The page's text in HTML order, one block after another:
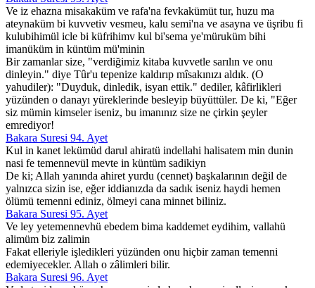
Ve iz ehazna misakaküm ve rafa'na fevkakümüt tur, huzu ma
ateynaküm bi kuvvetiv vesmeu, kalu semi'na ve asayna ve üşribu fi
kulubihimül icle bi küfrihimv kul bi'sema ye'müruküm bihi
imanüküm in küntüm mü'minin
Bir zamanlar size, "verdiğimiz kitaba kuvvetle sarılın ve onu
dinleyin." diye Tûr'u tepenize kaldırıp mîsakınızı aldık. (O
yahudiler): "Duyduk, dinledik, isyan ettik." dediler, kâfirlikleri
yüzünden o danayı yüreklerinde besleyip büyüttüler. De ki, "Eğer
siz mümin kimseler iseniz, bu imanınız size ne çirkin şeyler
emrediyor!
Bakara Suresi 94. Ayet
Kul in kanet lekümüd darul ahiratü indellahi halisatem min dunin
nasi fe temennevül mevte in küntüm sadikiyn
De ki; Allah yanında ahiret yurdu (cennet) başkalarının değil de
yalnızca sizin ise, eğer iddianızda da sadık iseniz haydi hemen
ölümü temenni ediniz, ölmeyi cana minnet biliniz.
Bakara Suresi 95. Ayet
Ve ley yetemennevhü ebedem bima kaddemet eydihim, vallahü
alimüm biz zalimin
Fakat elleriyle işledikleri yüzünden onu hiçbir zaman temenni
edemiyecekler. Allah o zâlimleri bilir.
Bakara Suresi 96. Ayet